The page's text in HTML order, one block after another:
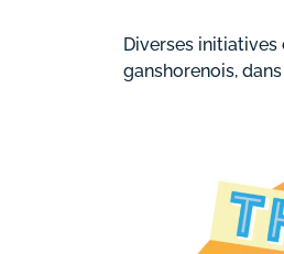
Diverses
ganshorenois,